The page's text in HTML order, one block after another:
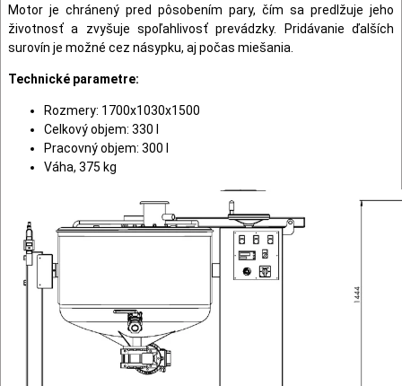
Motor je chránený pred pôsobením pary, čím sa predlžuje jeho
životnosť a zvyšuje spoľahlivosť prevádzky. Pridávanie ďalších
surovín je možné cez násypku, aj počas miešania.
Technické parametre:
Rozmery: 1700x1030x1500
Celkový objem: 330 l
Pracovný objem: 300 l
Váha, 375 kg